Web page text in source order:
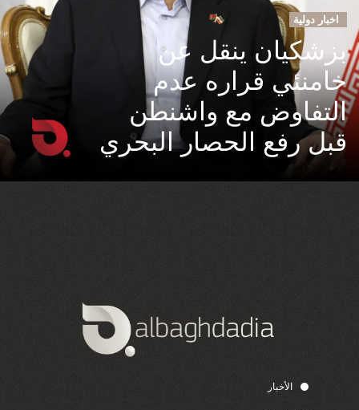
اخبار دولية
بزشكيان ينقل عن
خامنئي قراره عدم
التفاوض مع واشنطن
قبل رفع الحصار البحري
الأخبار